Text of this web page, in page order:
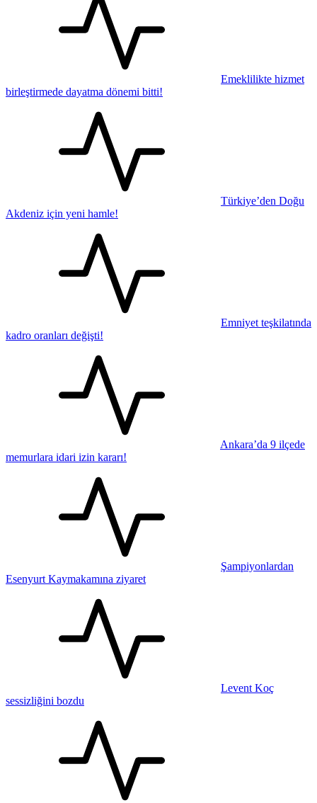
Emeklilikte hizmet
birleştirmede dayatma dönemi bitti!
Türkiye’den Doğu
Akdeniz için yeni hamle!
Emniyet teşkilatında
kadro oranları değişti!
Ankara’da 9 ilçede
memurlara idari izin kararı!
Şampiyonlardan
Esenyurt Kaymakamına ziyaret
Levent Koç
sessizliğini bozdu